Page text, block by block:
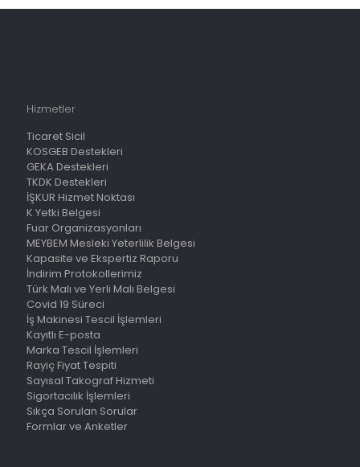
Hizmetler
Ticaret Sicil
KOSGEB Destekleri
GEKA Destekleri
TKDK Destekleri
İŞKUR Hizmet Noktası
K Yetki Belgesi
Fuar Organizasyonları
MEYBEM Mesleki Yeterlilik Belgesi
Kapasite ve Ekspertiz Raporu
İndirim Protokollerimiz
Türk Malı ve Yerli Malı Belgesi
Covid 19 Süreci
İş Makinesi Tescil İşlemleri
Kayıtlı E-posta
Marka Tescil İşlemleri
Rayiç Fiyat Tespiti
Sayısal Takograf Hizmeti
Sigortacılık İşlemleri
Sıkça Sorulan Sorular
Formlar ve Anketler